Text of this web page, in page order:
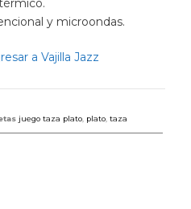
y microondas.
a Vajilla Jazz
juego taza plato plato taza